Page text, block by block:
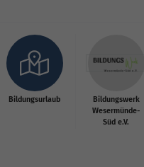
Bildungsurlaub
Bildungswerk
Wesermünde-
Süd e.V.